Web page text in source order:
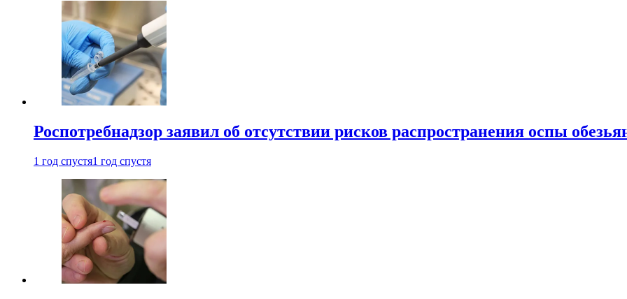
Роспотребнадзор заявил об отсутствии рисков распространения оспы
1 год спустя1 год спустя